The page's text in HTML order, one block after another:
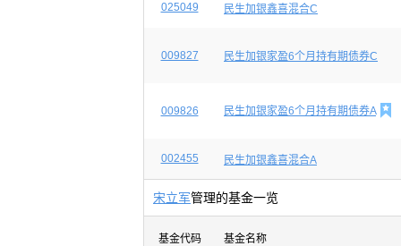
025049 民生加银鑫喜混合C
009827 民生加银家盈6个月持有期债券C
009826 民生加银家盈6个月持有期债券A 
002455 民生加银鑫喜混合A
宋立军管理的基金一览
基金代码 基金名称